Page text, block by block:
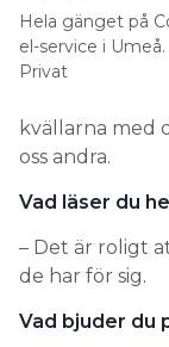
Hela gänget på
el-service i Umeå.
Privat
kvällarna med
oss andra.
Vad läser du
– Det är roligt
de har för sig.
Vad bjuder du